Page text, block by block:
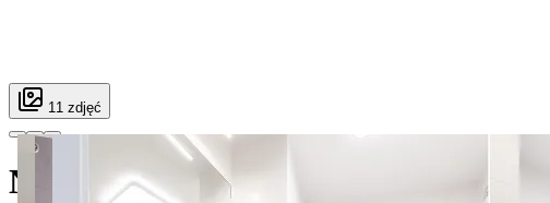
11 zdjęć
Nowy Służewiec apt. 17A SuperApart